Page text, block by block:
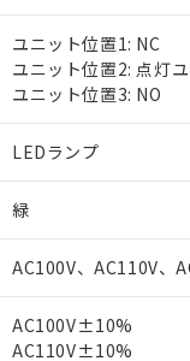
ユニット位置1: NC
ユニット位置2: 点灯
ユニット位置3: NO
LEDランプ
緑
AC100V、AC110V、
AC100V±10%
AC110V±10%
※1 対応状況